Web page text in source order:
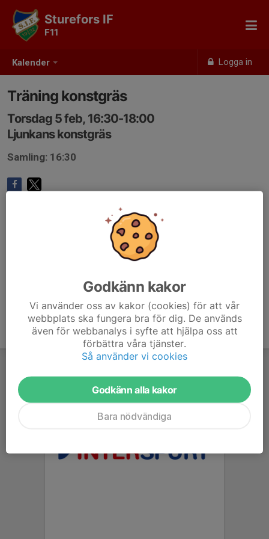
Kalender Logga in
Sturefors IF
F11
Träning konstgräs
Torsdag 5 feb, 16:30-18:00
Ljunkans konstgräs
Samling: 16:30
Godkänn kakor
Vi använder oss av kakor (cookies) för att vår
webbplats ska fungera bra för dig. De används
även för webbanalys i syfte att hjälpa oss att
förbättra våra tjänster.
Så använder vi cookies
Godkänn alla kakor
Bara nödvändiga